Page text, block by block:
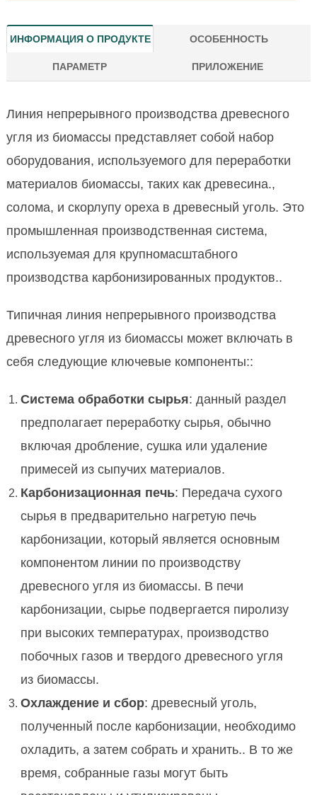
ИНФОРМАЦИЯ О ПРОДУКТЕ ОСОБЕННОСТЬ
ПАРАМЕТР ПРИЛОЖЕНИЕ
Линия непрерывного производства древесного
угля из биомассы представляет собой набор
оборудования, используемого для переработки
материалов биомассы, таких как древесина.,
солома, и скорлупу ореха в древесный уголь. Это
промышленная производственная система,
используемая для крупномасштабного
производства карбонизированных продуктов..
Типичная линия непрерывного производства
древесного угля из биомассы может включать в
себя следующие ключевые компоненты::
Система обработки сырья: данный раздел
предполагает переработку сырья, обычно
включая дробление, сушка или удаление
примесей из сыпучих материалов.
Карбонизационная печь: Передача сухого
сырья в предварительно нагретую печь
карбонизации, который является основным
компонентом линии по производству
древесного угля из биомассы. В печи
карбонизации, сырье подвергается пиролизу
при высоких температурах, производство
побочных газов и твердого древесного угля
из биомассы.
Охлаждение и сбор: древесный уголь,
полученный после карбонизации, необходимо
охладить, а затем собрать и хранить.. В то же
время, собранные газы могут быть